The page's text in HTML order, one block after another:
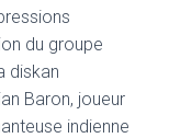
du groupe
diskan
Baron, joueur
indienne